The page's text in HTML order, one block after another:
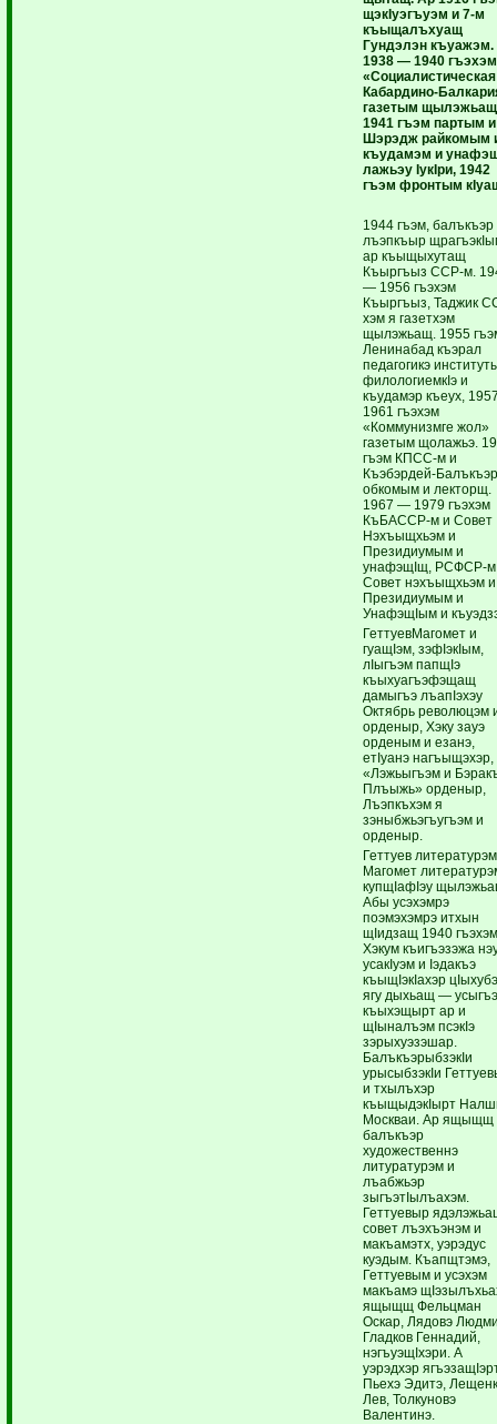
щэкIуэгъуэм и 7-м
къыщалъхуащ
Гундэлэн къуажэм.
1938 — 1940 гъэхэм
«Социалистическая
Кабардино-
газетым
1941 гъэм партым и
Шэрэдж райкомым
къудамэм и
лажьэу IукIри, 1942
гъэм фронтым
1944 гъэм, балъкъэр
лъэпкъыр
ар къыщыхутащ
Къыргъыз ССР-м.
— 1956 гъэхэм
Къыргъыз, Таджик
хэм я газетхэм
щылэжьащ. 1955
Ленинабад къэрал
педагогикэ
филологиемкIэ и
къудамэр къеух,
1961 гъэхэм
«Коммунизмге жол»
газетым щолажьэ.
гъэм КПСС-м и
Къэбэрдей-
обкомым и лекторщ.
1967 — 1979 гъэхэм
КъБАССР-м и Совет
Нэхъыщхьэм и
Президиумым и
унафэщIщ, РСФСР-м
Совет нэхъыщхьэм и
Президиумым и
УнафэщIым и
ГеттуевМагомет и
гуащIэм, зэфIэкIым,
лIыгъэм папщIэ
къыхуагъэфэщащ
дамыгъэ лъапIэхэу
Октябрь революцэм
орденыр, Хэку зауэ
орденым и езанэ,
етIуанэ нагъыщэхэр,
«Лэжьыгъэм и
Плъыжь» орденыр,
Лъэпкъхэм я
зэныбжьэгъугъэм и
орденыр.
Геттуев
Магомет
купщIафIэу
Абы усэхэмрэ
поэмэхэмрэ итхын
щIидзащ 1940
Хэкум къигъэзэжа
усакIуэм и Iэдакъэ
къыщIэкIахэр
ягу дыхьащ —
къыхэщырт ар и
щIыналъэм псэкIэ
зэрыхуэзэшар.
БалъкъэрыбзэкIи
урысыбзэкIи
и тхылъхэр
къыщыдэкIырт
Москваи. Ар ящыщщ
балъкъэр
художественнэ
литуратурэм и
лъабжьэр
зыгъэтIылъахэм.
Геттуевыр
совет лъэхъэнэм и
макъамэтх, уэрэдус
куэдым. Къапщтэмэ,
Геттуевым и усэхэм
макъамэ
ящыщщ Фельцман
Оскар, Лядовэ
Гладков Геннадий,
нэгъуэщIхэри. А
уэрэдхэр
Пьехэ Эдитэ,
Лев, Толкуновэ
Валентинэ.